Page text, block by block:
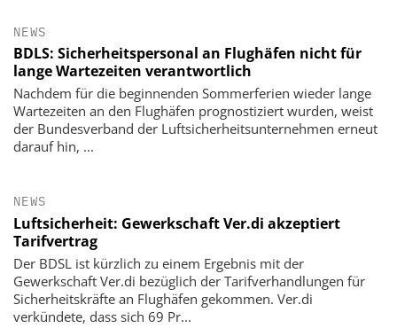
NEWS
BDLS: Sicherheitspersonal an Flughäfen nicht für
lange Wartezeiten verantwortlich
Nachdem für die beginnenden Sommerferien wieder lange
Wartezeiten an den Flughäfen prognostiziert wurden, weist
der Bundesverband der Luftsicherheitsunternehmen erneut
darauf hin, ...
NEWS
Luftsicherheit: Gewerkschaft Ver.di akzeptiert
Tarifvertrag
Der BDSL ist kürzlich zu einem Ergebnis mit der
Gewerkschaft Ver.di bezüglich der Tarifverhandlungen für
Sicherheitskräfte an Flughäfen gekommen. Ver.di
verkündete, dass sich 69 Pr...